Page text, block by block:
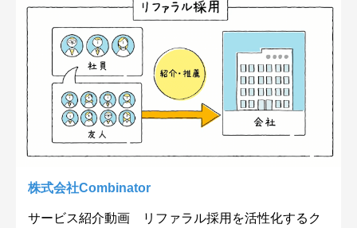
株式会社Combinator
サービス紹介動画 リファラル採用を活性化するク